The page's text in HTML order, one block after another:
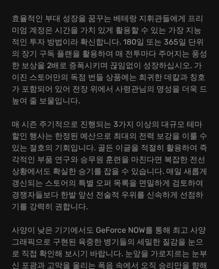
효율적인 부대 성장을 꿈꾸는 베테랑 지휘관들에게 프리
미엄 계정은 시간을 가치 있게 활용할 수 있는 가장 지능
적인 투자 방법이라 확신합니다. 180일 또는 365일 단위
의 장기 구독 플랜을 활용하여 매 전투마다 주어지는 풍성
한 보상을 2배로 증폭시키며 끊임없이 성장하십시오. 가
이진 스토어만의 독점 번들 상품에는 희귀한 데칼과 칭호
가 포함되어 있어 전장 위에서 사령관님의 명성을 더욱 드
높여 줄 보물입니다.
매 시즌 주기적으로 진행되는 3가지 이상의 대규모 테마
할인 행사는 한정된 예산으로 최대의 전력 보강을 이룰 수
있는 절호의 기회입니다. 골든 이글을 적절히 활용하여 즉
각적인 부품 연구와 승무원 훈련을 마친다면 복잡한 전선
상황에서도 확실한 승기를 잡을 수 있습니다. 매일 새롭게
갱신되는 스토어의 특별 오퍼 목록을 면밀하게 검토하여
경쟁자들보다 한발 앞선 전술적 우위를 신속하게 선점하
기를 강력히 권합니다.
사양이 낮은 기기에서도 GeForce NOW를 통해 최고 사양
그래픽으로 구현된 육중한 병기들의 세밀한 질감을 눈으
로 직접 확인해 보시기 바랍니다. 눈앞을 가로지르는 눈부
신 포광과 고막을 울리는 폭음 속에서 오직 승리만을 향해